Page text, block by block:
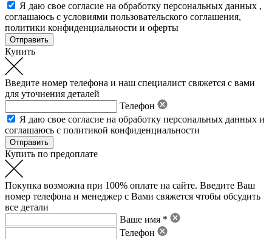
Я даю свое согласие на обработку персональных данных ,
соглашаюсь с условиями пользовательского соглашения,
политики конфиденциальности и оферты
Купить
Введите номер телефона и наш специалист свяжется с вами
для уточнения деталей
Телефон
Я даю свое согласие на обработку персональных данных и
соглашаюсь с политикой конфиденциальности
Купить по предоплате
Покупка возможна при 100% оплате на сайте. Введите Ваш
номер телефона и менеджер с Вами свяжется чтобы обсудить
все детали
Ваше имя *
Телефон